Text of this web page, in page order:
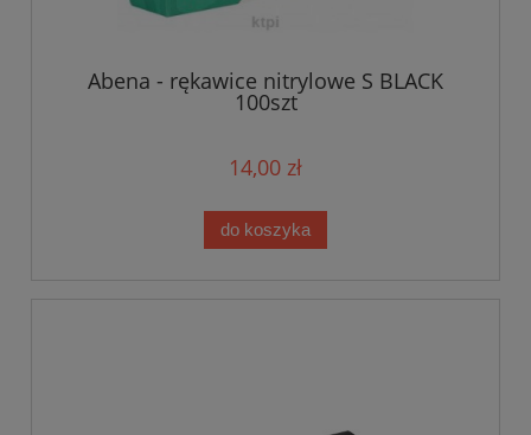
Abena - rękawice nitrylowe S BLACK
100szt
14,00 zł
do koszyka